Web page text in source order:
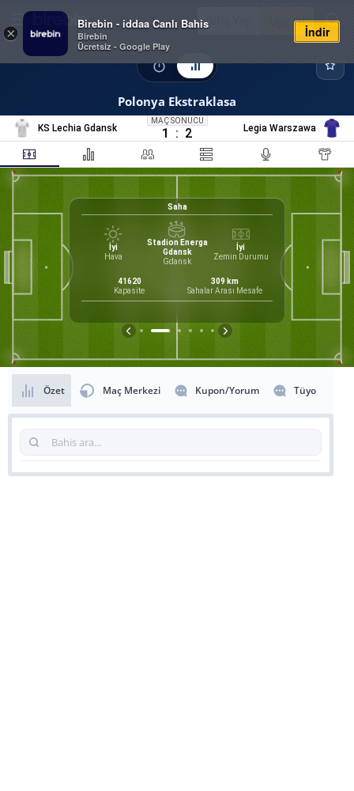
×
Birebin - iddaa Canlı Bahis
Birebin
Ücretsiz - Google Play
İndir
Giriş Yap Üye Ol
Polonya Ekstraklasa
KS Lechia Gdansk
MAÇ SONUCU
1 : 2 Legia Warszawa
Saha
İyi
Hava
Stadion Energa
Gdansk
Gdansk
İyi
Zemin Durumu
41620
Kapasite
309 km
Sahalar Arası Mesafe
M M
Özet Maç Merkezi Kupon/Yorum Tüyo